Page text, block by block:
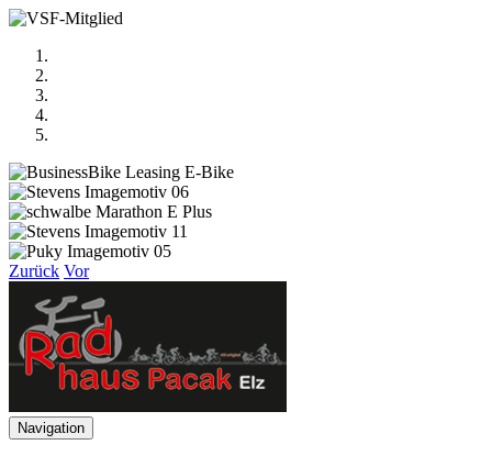
Zurück Vor
Navigation